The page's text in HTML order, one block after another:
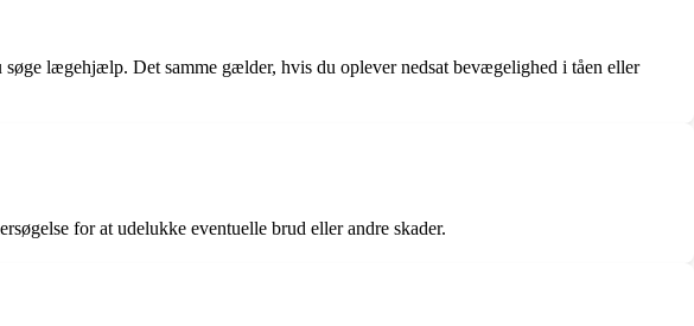
lægehjælp. Det samme gælder, hvis du oplever nedsat bevægelighed i tåen eller
for at udelukke eventuelle brud eller andre skader.